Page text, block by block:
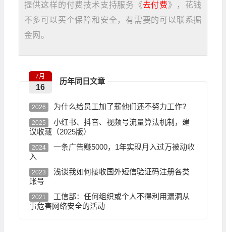
提供这样的付费技术支持服务《去付费》，花钱
不多可以买个保障和安全，有需要的可以联系掘
金网。
历年同日文章
7月
16
2026 为什么给员工加了薪他们还不努力工作?
2025
小红书、抖音、视频号流量算法机制，建
议收藏（2025版）
2024
一条广告赚5000，1年实现月入过万被动收
入
2023
浅谈我如何接收国外短信验证码注册各类
账号
2021
工信部：任何组织或个人不得利用漏洞从
事危害网络安全的活动